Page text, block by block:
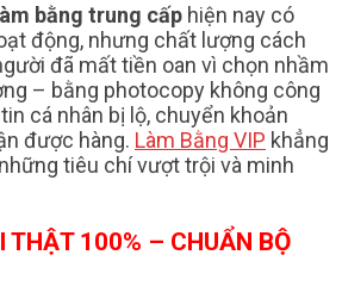
bằng trung cấp hiện nay có
động, nhưng chất lượng cách
đã mất tiền oan vì chọn nhầm
– bằng photocopy không công
cá nhân bị lộ, chuyển khoản
được hàng. Làm Bằng VIP khẳng
tiêu chí vượt trội và minh
THẬT 100% – CHUẨN BỘ